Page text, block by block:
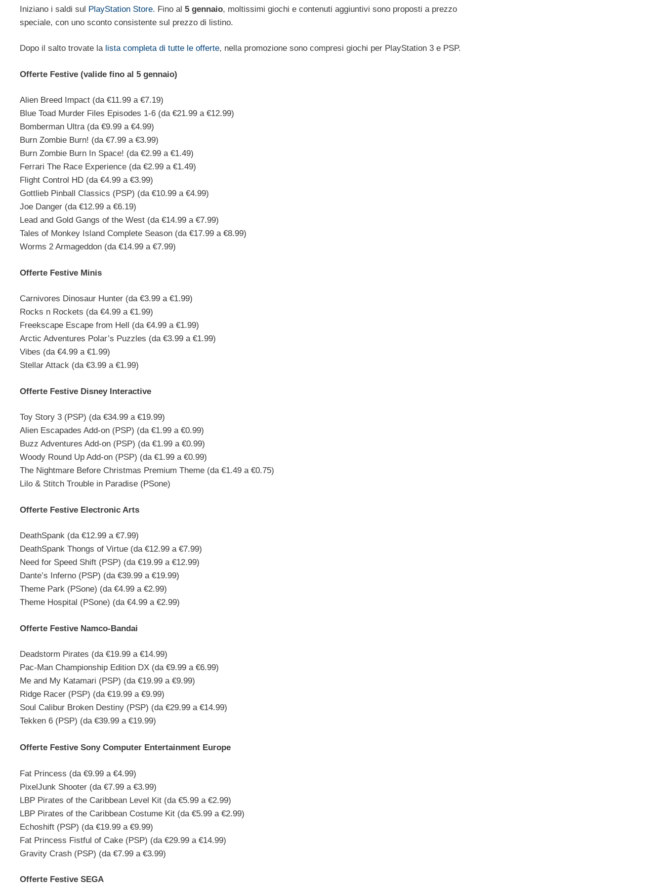
Iniziano i saldi sul PlayStation Store. Fino al 5 gennaio, moltissimi giochi e contenuti aggiuntivi sono proposti a prezzo
speciale, con uno sconto consistente sul prezzo di listino.
Dopo il salto trovate la lista completa di tutte le offerte, nella promozione sono compresi giochi per PlayStation 3 e PSP.
Offerte Festive (valide fino al 5 gennaio)
Alien Breed Impact (da €11.99 a €7.19)
Blue Toad Murder Files Episodes 1-6 (da €21.99 a €12.99)
Bomberman Ultra (da €9.99 a €4.99)
Burn Zombie Burn! (da €7.99 a €3.99)
Burn Zombie Burn In Space! (da €2.99 a €1.49)
Ferrari The Race Experience (da €2.99 a €1.49)
Flight Control HD (da €4.99 a €3.99)
Gottlieb Pinball Classics (PSP) (da €10.99 a €4.99)
Joe Danger (da €12.99 a €6.19)
Lead and Gold Gangs of the West (da €14.99 a €7.99)
Tales of Monkey Island Complete Season (da €17.99 a €8.99)
Worms 2 Armageddon (da €14.99 a €7.99)
Offerte Festive Minis
Carnivores Dinosaur Hunter (da €3.99 a €1.99)
Rocks n Rockets (da €4.99 a €1.99)
Freekscape Escape from Hell (da €4.99 a €1.99)
Arctic Adventures Polar’s Puzzles (da €3.99 a €1.99)
Vibes (da €4.99 a €1.99)
Stellar Attack (da €3.99 a €1.99)
Offerte Festive Disney Interactive
Toy Story 3 (PSP) (da €34.99 a €19.99)
Alien Escapades Add-on (PSP) (da €1.99 a €0.99)
Buzz Adventures Add-on (PSP) (da €1.99 a €0.99)
Woody Round Up Add-on (PSP) (da €1.99 a €0.99)
The Nightmare Before Christmas Premium Theme (da €1.49 a €0.75)
Lilo & Stitch Trouble in Paradise (PSone)
Offerte Festive Electronic Arts
DeathSpank (da €12.99 a €7.99)
DeathSpank Thongs of Virtue (da €12.99 a €7.99)
Need for Speed Shift (PSP) (da €19.99 a €12.99)
Dante’s Inferno (PSP) (da €39.99 a €19.99)
Theme Park (PSone) (da €4.99 a €2.99)
Theme Hospital (PSone) (da €4.99 a €2.99)
Offerte Festive Namco-Bandai
Deadstorm Pirates (da €19.99 a €14.99)
Pac-Man Championship Edition DX (da €9.99 a €6.99)
Me and My Katamari (PSP) (da €19.99 a €9.99)
Ridge Racer (PSP) (da €19.99 a €9.99)
Soul Calibur Broken Destiny (PSP) (da €29.99 a €14.99)
Tekken 6 (PSP) (da €39.99 a €19.99)
Offerte Festive Sony Computer Entertainment Europe
Fat Princess (da €9.99 a €4.99)
PixelJunk Shooter (da €7.99 a €3.99)
LBP Pirates of the Caribbean Level Kit (da €5.99 a €2.99)
LBP Pirates of the Caribbean Costume Kit (da €5.99 a €2.99)
Echoshift (PSP) (da €19.99 a €9.99)
Fat Princess Fistful of Cake (PSP) (da €29.99 a €14.99)
Gravity Crash (PSP) (da €7.99 a €3.99)
Offerte Festive SEGA